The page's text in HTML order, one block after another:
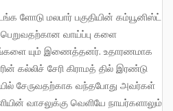
வாய்ப்பு களை
யும் இணைத்தனர். உதாரணமாக
கல்லிச் சேரி கிராமத் தில் இரண்டு
சேருவதற்காக வந்தபோது அவர்கள்
வாசலுக்கு வெளியே நாயர்களாலும்